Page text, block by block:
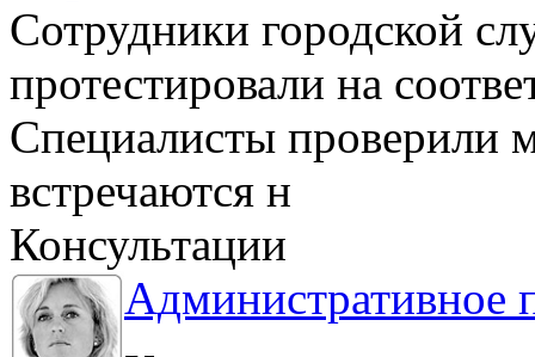
Сотрудники городской
протестировали на
Специалисты проверили
встречаются н
Консультации
Административное